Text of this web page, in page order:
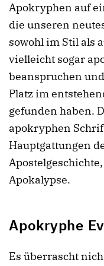
Apokryphen auf
die unseren
sowohl im Stil als
vielleicht sogar
beanspruchen
Platz im
gefunden haben.
apokryphen
Hauptgattungen
Apokalypse.
Apokryphe
Es überrascht